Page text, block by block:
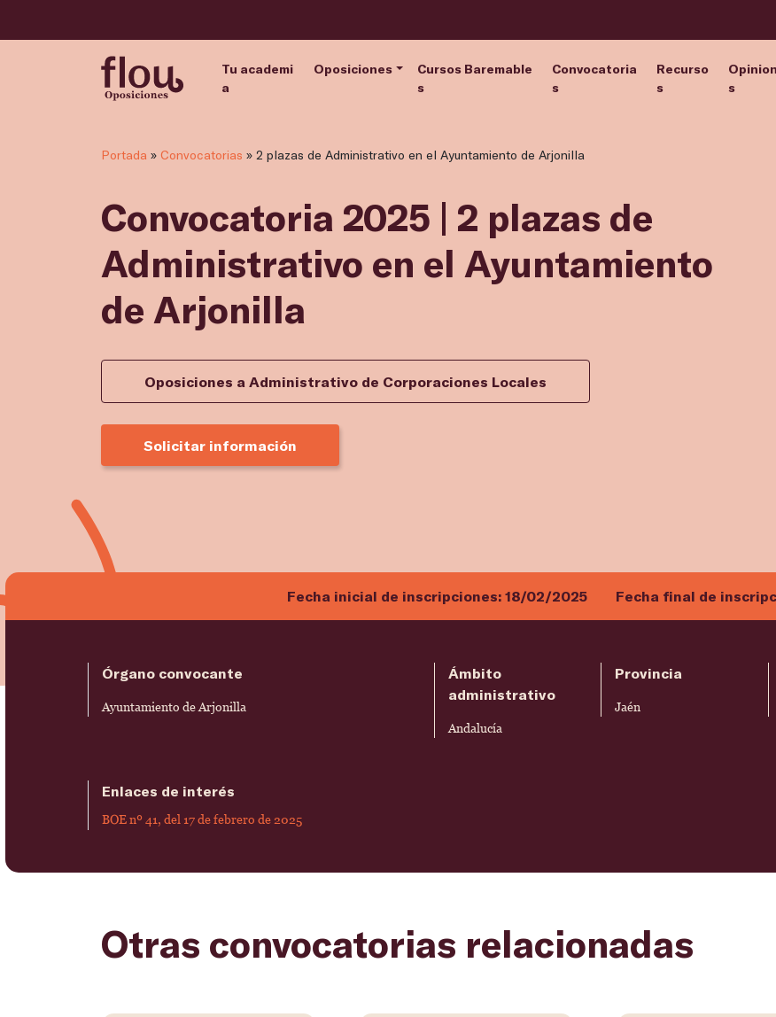
Tu academi
a
Oposiciones
Cursos Baremable
s
Convocatoria
s
Recurso
s
s
Portada » Convocatorias » 2 plazas de Administrativo en el Ayuntamiento de Arjonilla
Convocatoria 2025 | 2 plazas de
Administrativo en el Ayuntamiento
de Arjonilla
Oposiciones a Administrativo de Corporaciones Locales
Solicitar información
Fecha inicial de inscripciones: 18/02/2025 Fecha final de
Órgano convocante
Ayuntamiento de Arjonilla
Ámbito
administrativo
Andalucía
Provincia
Jaén
Enlaces de interés
BOE nº 41, del 17 de febrero de 2025
Otras convocatorias relacionadas